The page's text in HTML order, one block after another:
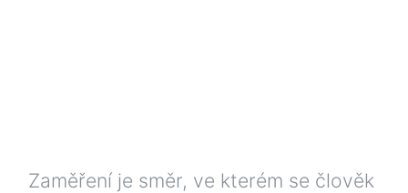
Zaměření je směr, ve kterém se člověk